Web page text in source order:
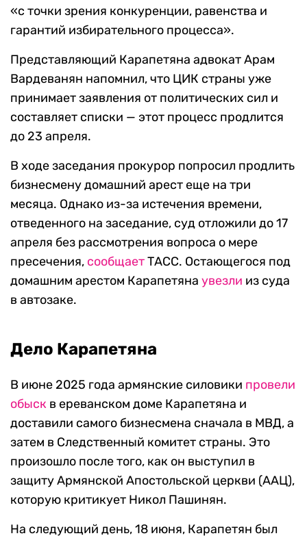
«с точки зрения конкуренции, равенства и
гарантий избирательного процесса».
Представляющий Карапетяна адвокат Арам
Вардеванян напомнил, что ЦИК страны уже
принимает заявления от политических сил и
составляет списки — этот процесс продлится
до 23 апреля.
В ходе заседания прокурор попросил продлить
бизнесмену домашний арест еще на три
месяца. Однако из-за истечения времени,
отведенного на заседание, суд отложили до 17
апреля без рассмотрения вопроса о мере
пресечения, сообщаетТАСС. Остающегося под
домашним арестом Карапетяна увезли из суда
в автозаке.
Дело Карапетяна
В июне 2025 года армянские силовики провели
обыск в ереванском доме Карапетяна и
доставили самого бизнесмена сначала в МВД, а
затем в Следственный комитет страны. Это
произошло после того, как он выступил в
защиту Армянской Апостольской церкви (ААЦ),
которую критикует Никол Пашинян.
На следующий день, 18 июня, Карапетян был